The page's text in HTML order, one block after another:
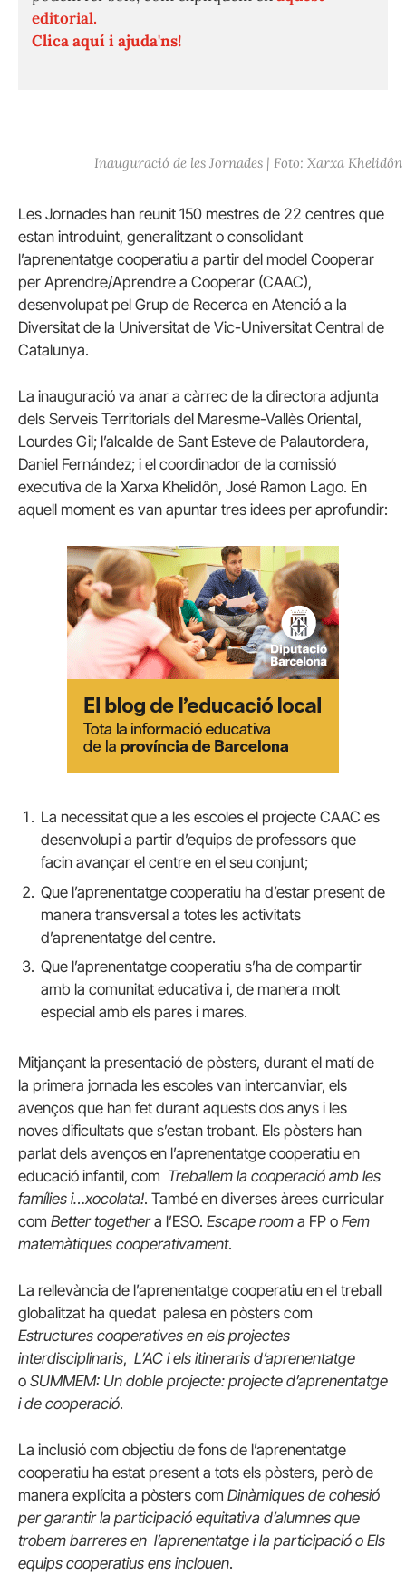
editorial.
Clica aquí i ajuda'ns!
Inauguració de les Jornades | Foto: Xarxa Khelidôn
Les Jornades han reunit 150 mestres de 22 centres que
estan introduint, generalitzant o consolidant
l’aprenentatge cooperatiu a partir del model Cooperar
per Aprendre/Aprendre a Cooperar (CAAC),
desenvolupat pel Grup de Recerca en Atenció a la
Diversitat de la Universitat de Vic-Universitat Central de
Catalunya.
La inauguració va anar a càrrec de la directora adjunta
dels Serveis Territorials del Maresme-Vallès Oriental,
Lourdes Gil; l’alcalde de Sant Esteve de Palautordera,
Daniel Fernández; i el coordinador de la comissió
executiva de la Xarxa Khelidôn, José Ramon Lago. En
aquell moment es van apuntar tres idees per aprofundir:
La necessitat que a les escoles el projecte CAAC es
desenvolupi a partir d’equips de professors que
facin avançar el centre en el seu conjunt;
Que l’aprenentatge cooperatiu ha d’estar present de
manera transversal a totes les activitats
d’aprenentatge del centre.
Que l’aprenentatge cooperatiu s’ha de compartir
amb la comunitat educativa i, de manera molt
especial amb els pares i mares.
Mitjançant la presentació de pòsters, durant el matí de
la primera jornada les escoles van intercanviar, els
avenços que han fet durant aquests dos anys i les
noves dificultats que s’estan trobant. Els pòsters han
parlat dels avenços en l’aprenentatge cooperatiu en
educació infantil, com Treballem la cooperació amb les
famílies i…xocolata!. També en diverses àrees curricular
com Better togethera l’ESO. Escape room a FP o Fem
matemàtiques cooperativament.
La rellevància de l’aprenentatge cooperatiu en el treball
globalitzat ha quedat palesa en pòsters com
Estructures cooperatives en els projectes
interdisciplinaris, L’AC i els itineraris d’aprenentatge
o SUMMEM: Un doble projecte: projecte d’aprenentatge
i de cooperació.
La inclusió com objectiu de fons de l’aprenentatge
cooperatiu ha estat present a tots els pòsters, però de
manera explícita a pòsters com Dinàmiques de cohesió
per garantir la participació equitativa d’alumnes que
trobem barreres en l’aprenentatge i la participació o Els
equips cooperatius ens inclouen.